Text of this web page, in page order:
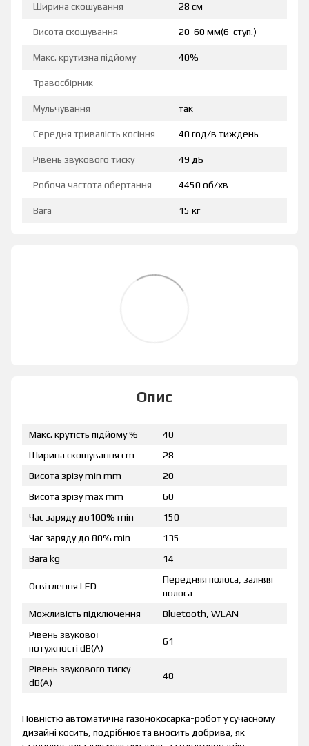
Ширина скошування 28 см
Висота скошування 20-60 мм(6-ступ.)
Макс. крутизна підйому 40%
Травосбірник -
Мульчування так
Середня тривалість косіння 40 год/в тиждень
Рівень звукового тиску 49 дБ
Робоча частота обертання 4450 об/хв
Вага 15 кг
Опис
Макс. крутість підйому %
40
Ширина скошування cm
28
Висота зрізу min mm
20
Висота зрізу max mm
60
Час заряду до100% min
150
Час заряду до 80% min
135
Вага kg
14
Освітлення LED
Передняя полоса, залняя
полоса
Можливість підключення
Bluetooth, WLAN
Рівень звукової
потужності dB(A)
61
Рівень звукового тиску
dB(A)
48
Повністю автоматична газонокосарка-робот у сучасному
дизайні косить, подрібнює та вносить добрива, як